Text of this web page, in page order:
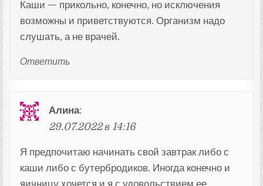
Каши — прикольно, конечно, но исключения
возможны и приветствуются. Организм надо
слушать, а не врачей.
Ответить
Алина:
29.07.2022 в 14:16
Я предпочитаю начинать свой завтрак либо с
каши либо с бутербродиков. Иногда конечно и